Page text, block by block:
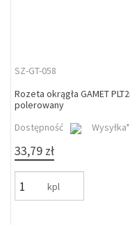
SZ-GT-058
Rozeta okrągła GAMET
polerowany
Dostępność
33,79 zł
kpl